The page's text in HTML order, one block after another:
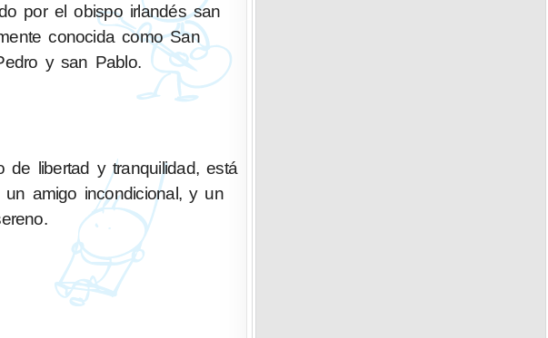
por el obispo irlandés san
conocida como San
y san Pablo.
de libertad y tranquilidad, está
amigo incondicional, y un